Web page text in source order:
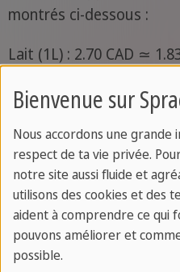
montrés ci-dessous :
Lait (1L) : 2.70 CAD ≃
Œufs (12) : 3.30 CAD ≃
Poitrine de poulet (1kg)
Essence (1L) : 1.97 CAD
Abonnement à la salle
≃ 36.67 €
Bienvenue sur
Nous accordons une grande
respect de ta vie privée.
notre site aussi fluide et
utilisons des cookies et des
aident à comprendre ce qui
pouvons améliorer et
possible.